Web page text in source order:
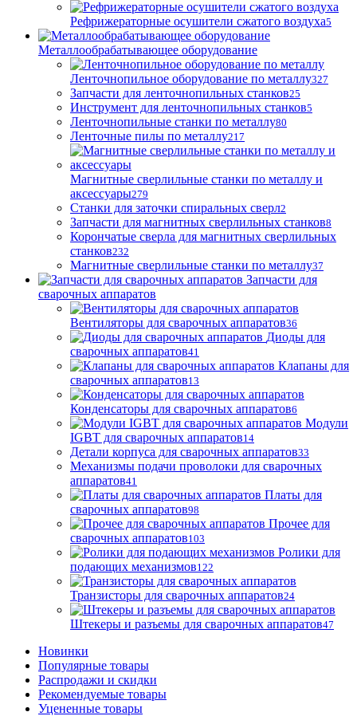
Рефрижераторные осушители сжатого воздуха5
Металлообрабатывающее оборудование
Ленточнопильное оборудование по металлу327
Запчасти для ленточнопильных станков25
Инструмент для ленточнопильных станков5
Ленточнопильные станки по металлу80
Ленточные пилы по металлу217
Магнитные сверлильные станки по металлу и
аксессуары279
Станки для заточки спиральных сверл2
Запчасти для магнитных сверлильных станков8
Корончатые сверла для магнитных сверлильных
станков232
Магнитные сверлильные станки по металлу37
Запчасти для
сварочных аппаратов
Вентиляторы для сварочных аппаратов36
Диоды для
сварочных аппаратов41
Клапаны для
сварочных аппаратов13
Конденсаторы для сварочных аппаратов6
Модули
IGBT для сварочных аппаратов14
Детали корпуса для сварочных аппаратов33
Механизмы подачи проволоки для сварочных
аппаратов41
Платы для
сварочных аппаратов98
Прочее для
сварочных аппаратов103
Ролики для
подающих механизмов122
Транзисторы для сварочных аппаратов24
Штекеры и разъемы для сварочных аппаратов47
Новинки
Популярные товары
Распродажи и скидки
Рекомендуемые товары
Уцененные товары